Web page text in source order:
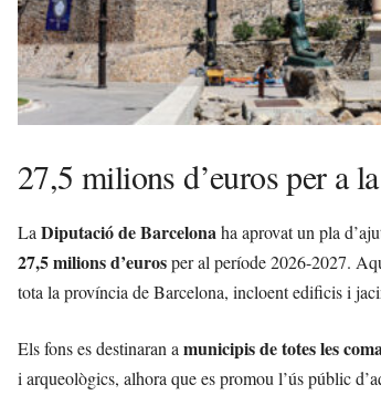
27,5 milions d’euros per a
LaDiputació de Barcelonaha aprovat un pla
27,5 milions d’eurosper al període 2026-2027.
tota la província de Barcelona, incloent edificis i
Els fons es destinaran amunicipis de totes les
i arqueològics, alhora que es promou l’ús públic